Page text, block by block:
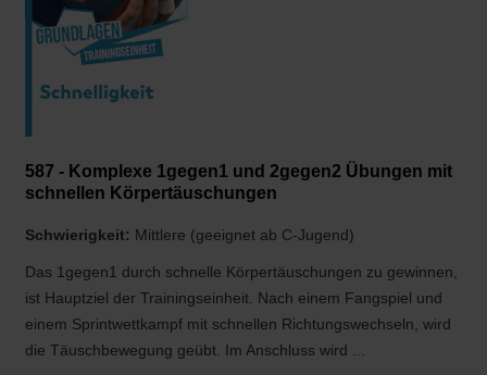
587 - Komplexe 1gegen1 und 2gegen2 Übungen mit
schnellen Körpertäuschungen
Schwierigkeit: Mittlere (geeignet ab C-Jugend)
Das 1gegen1 durch schnelle Körpertäuschungen zu gewinnen,
ist Hauptziel der Trainingseinheit. Nach einem Fangspiel und
einem Sprintwettkampf mit schnellen Richtungswechseln, wird
die Täuschbewegung geübt. Im Anschluss wird ...